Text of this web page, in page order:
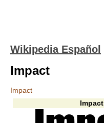
Wikipedia Español
Impact
Impact
Impact